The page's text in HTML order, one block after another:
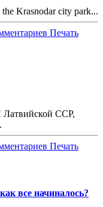
Krasnodar city park...
Печать
ССР,
Печать
все начиналось?